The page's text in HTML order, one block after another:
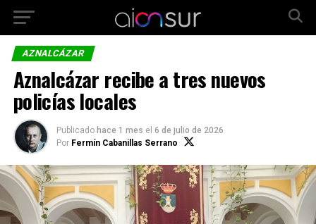
AZNALCÁZAR
Aznalcázar recibe a tres nuevos
policías locales
Publicado hace 1 mes el 6 de julio de 2026
Por Fermín Cabanillas Serrano